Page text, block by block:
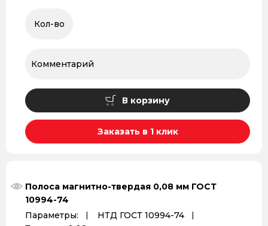
В корзину
Заказать в 1 клик
Полоса магнитно-твердая 0,08 мм ГОСТ
10994-74
Параметры:
НТД ГОСТ 10994-74